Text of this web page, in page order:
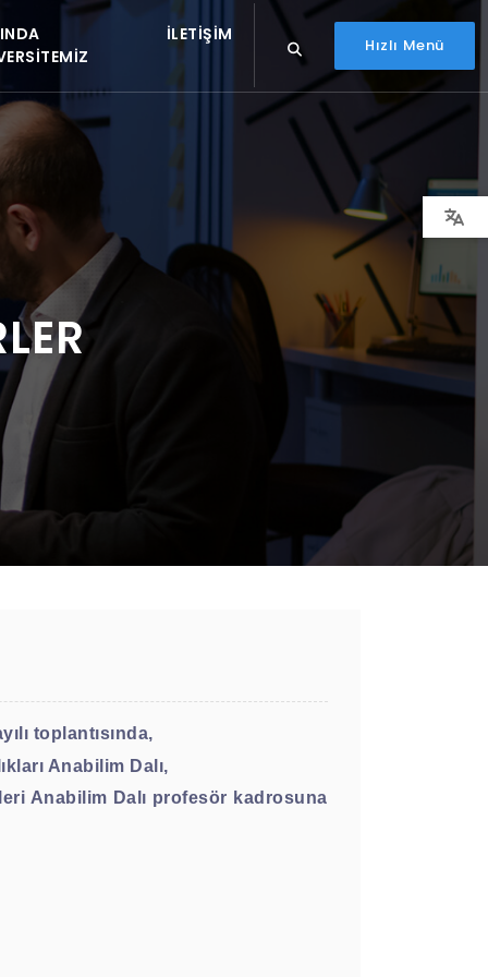
İLETIŞIM
Hızlı Menü
toplantısında,
Anabilim Dalı,
Anabilim Dalı profesör kadrosuna